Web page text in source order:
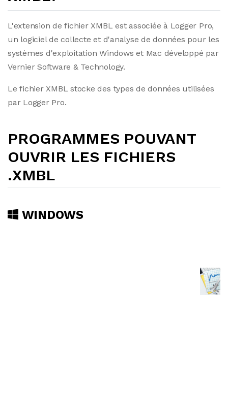
L'extension de fichier XMBL est associée à Logger Pro,
un logiciel de collecte et d'analyse de données pour les
systèmes d'exploitation Windows et Mac développé par
Vernier Software & Technology.
Le fichier XMBL stocke des types de données utilisées
par Logger Pro.
PROGRAMMES POUVANT
OUVRIR LES FICHIERS
.XMBL
WINDOWS